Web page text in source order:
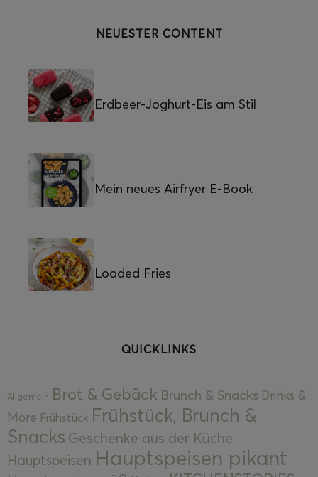
NEUESTER CONTENT
Erdbeer-Joghurt-Eis am Stil
Mein neues Airfryer E-Book
Loaded Fries
QUICKLINKS
Allgemein Brot & Gebäck Brunch & Snacks Drinks &
More Frühstück Frühstück, Brunch &
Snacks Geschenke aus der Küche
Hauptspeisen Hauptspeisen pikant